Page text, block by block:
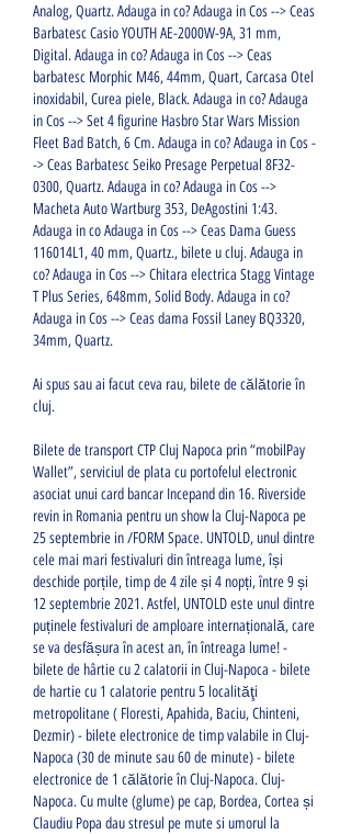
Analog, Quartz. Adauga in co? Adauga in Cos --> Ceas
Barbatesc Casio YOUTH AE-2000W-9A, 31 mm,
Digital. Adauga in co? Adauga in Cos --> Ceas
barbatesc Morphic M46, 44mm, Quart, Carcasa Otel
inoxidabil, Curea piele, Black. Adauga in co? Adauga
in Cos --> Set 4 figurine Hasbro Star Wars Mission
Fleet Bad Batch, 6 Cm. Adauga in co? Adauga in Cos -
-> Ceas Barbatesc Seiko Presage Perpetual 8F32-
0300, Quartz. Adauga in co? Adauga in Cos -->
Macheta Auto Wartburg 353, DeAgostini 1:43.
Adauga in co Adauga in Cos --> Ceas Dama Guess
116014L1, 40 mm, Quartz., bilete u cluj. Adauga in
co? Adauga in Cos --> Chitara electrica Stagg Vintage
T Plus Series, 648mm, Solid Body. Adauga in co?
Adauga in Cos --> Ceas dama Fossil Laney BQ3320,
34mm, Quartz.
Ai spus sau ai facut ceva rau, bilete de călătorie în
cluj.
Bilete de transport CTP Cluj Napoca prin “mobilPay
Wallet”, serviciul de plata cu portofelul electronic
asociat unui card bancar Incepand din 16. Riverside
revin in Romania pentru un show la Cluj-Napoca pe
25 septembrie in /FORM Space. UNTOLD, unul dintre
cele mai mari festivaluri din întreaga lume, își
deschide porțile, timp de 4 zile și 4 nopți, între 9 și
12 septembrie 2021. Astfel, UNTOLD este unul dintre
puținele festivaluri de amploare internațională, care
se va desfășura în acest an, în întreaga lume! -
bilete de hârtie cu 2 calatorii in Cluj-Napoca - bilete
de hartie cu 1 calatorie pentru 5 localităţi
metropolitane ( Floresti, Apahida, Baciu, Chinteni,
Dezmir) - bilete electronice de timp valabile in Cluj-
Napoca (30 de minute sau 60 de minute) - bilete
electronice de 1 călătorie în Cluj-Napoca. Cluj-
Napoca. Cu multe (glume) pe cap, Bordea, Cortea și
Claudiu Popa dau stresul pe mute si umorul la